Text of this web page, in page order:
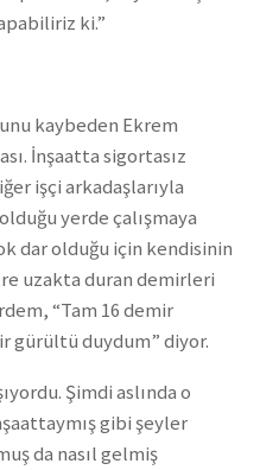
ki.”
kaybeden Ekrem
İnşaatta sigortasız
işçi arkadaşlarıyla
yerde çalışmaya
dar olduğu için kendisinin
uzakta duran demirleri
“Tam 16 demir
gürültü duydum” diyor.
Şimdi aslında o
gibi şeyler
da nasıl gelmiş